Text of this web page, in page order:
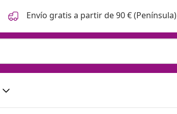
Envío gratis a partir de 90 € (Península)